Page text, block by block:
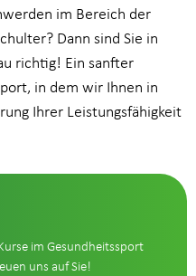
im Bereich der
Dann sind Sie in
richtig! Ein sanfter
in dem wir Ihnen in
Ihrer Leistungsfähigkeit
im Gesundheitssport
uns auf Sie!